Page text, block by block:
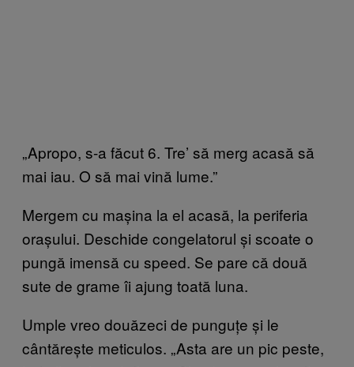
„Apropo, s-a făcut 6. Tre’ să merg acasă să
mai iau. O să mai vină lume.”
Mergem cu mașina la el acasă, la periferia
orașului. Deschide congelatorul și scoate o
pungă imensă cu speed. Se pare că două
sute de grame îi ajung toată luna.
Umple vreo douăzeci de punguțe și le
cântărește meticulos. „Asta are un pic peste,